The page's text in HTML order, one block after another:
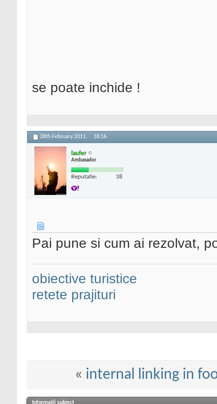
se poate inchide !
28th February 2011, 18:16
laufer
Ambasador
Reputatie: 38
Pai pune si cum ai rezolvat,
obiective turistice
retete prajituri
« internal linking in
Informații subiect